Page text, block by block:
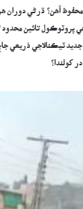
آهن؟ ڌرڻي
تائين
ٽيڪنالاجي ذريعي
کولندا؟